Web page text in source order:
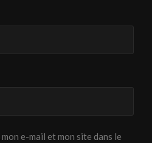
e-mail et mon site dans le